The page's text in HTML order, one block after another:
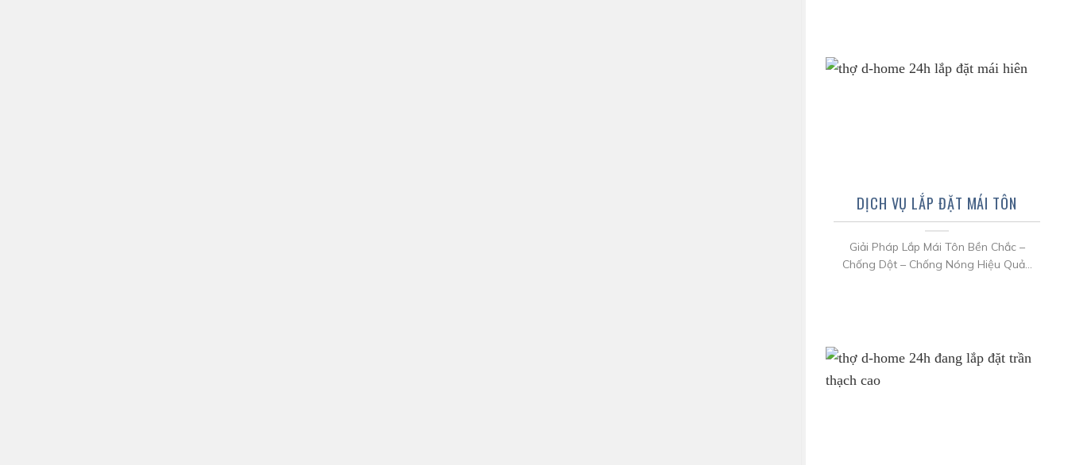
DỊCH VỤ LẮP ĐẶT MÁI TÔN
Giải Pháp Lắp Mái Tôn Bền Chắc –
Chống Dột – Chống Nóng Hiệu Quả...